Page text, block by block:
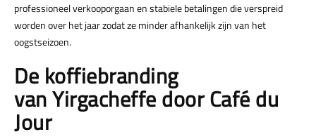
professioneel verkooporgaan en stabiele betalingen die verspreid
worden over het jaar zodat ze minder afhankelijk zijn van het
oogstseizoen.
De koffiebranding
van Yirgacheffe door Café du
Jour